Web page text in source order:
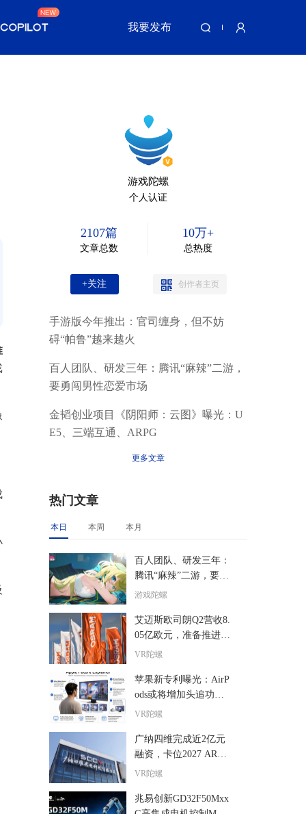
我要发布
游戏陀螺
个人认证
2107篇
文章总数
10万+
总热度
+关注 创作者主页
手游版今年推出：官司缠身，但不妨
碍“帕鲁”越来越火
百人团队、研发三年：腾讯“麻辣”二游，
要勇闯男性恋爱市场
金韬创业项目《阴阳师：云图》曝光：U
E5、三端互通、ARPG
更多文章
热门文章
本日 本周 本月
百人团队、研发三年：
腾讯“麻辣”二游，要勇
闯男性恋爱市场
游戏陀螺
艾迈斯欧司朗Q2营收8.
05亿欧元，准备推进A
R眼镜Micro-LED光引
VR陀螺
苹果新专利曝光：AirP
ods或将增加头追功
能，让更多屏幕具备空
VR陀螺
广纳四维完成近2亿元
融资，卡位2027 AR全
彩光波导量产窗口
VR陀螺
兆易创新GD32F50Mxx